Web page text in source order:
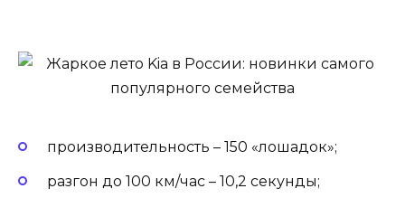
производительность – 150 «лошадок»;
разгон до 100 км/час – 10,2 секунды;